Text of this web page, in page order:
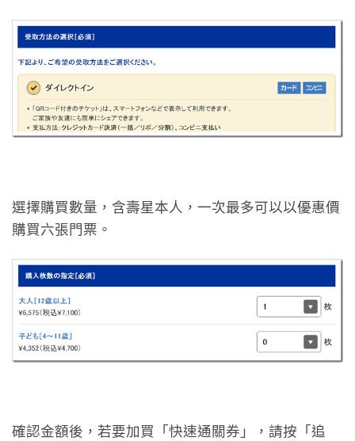
選擇購買數量，含壽星本人，一次最多可以以優惠價
購買六張門票。
確認金額後，若要加買「快速通關券」，請按「追